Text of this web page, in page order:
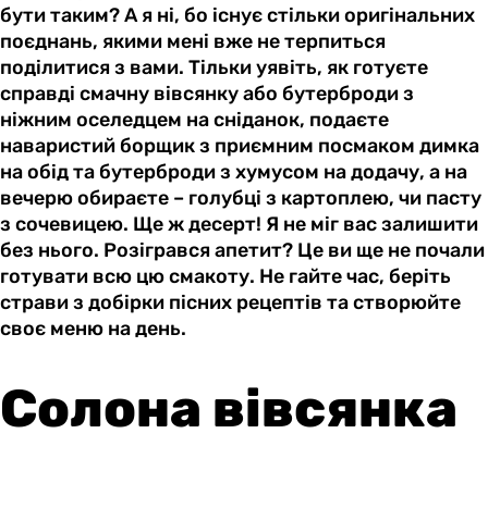
бути таким? А я ні, бо існує стільки оригінальних
поєднань, якими мені вже не терпиться
поділитися з вами. Тільки уявіть, як готуєте
справді смачну вівсянку або бутерброди з
ніжним оселедцем на сніданок, подаєте
наваристий борщик з приємним посмаком димка
на обід та бутерброди з хумусом на додачу, а на
вечерю обираєте – голубці з картоплею, чи пасту
з сочевицею. Ще ж десерт! Я не міг вас залишити
без нього. Розігрався апетит? Це ви ще не почали
готувати всю цю смакоту. Не гайте час, беріть
страви з добірки пісних рецептів та створюйте
своє меню на день.
Солона вівсянка